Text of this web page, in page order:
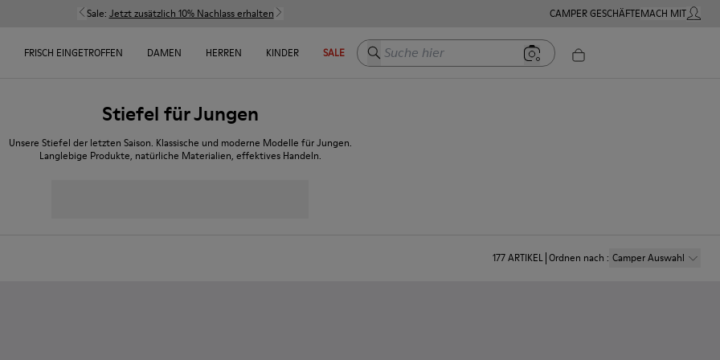
Sale: Jetzt zusätzlich 10% Nachlass erhalten CAMPER GESCHÄFTEMACH MITMEIN
FRISCH EINGETROFFEN DAMEN HERREN KINDER SALE Suche hier
Stiefel für Jungen
Unsere Stiefel der letzten Saison. Klassische und moderne Modelle für Jungen.
Langlebige Produkte, natürliche Materialien, effektives Handeln.
177ARTIKEL Ordnen nach : Camper Auswahl